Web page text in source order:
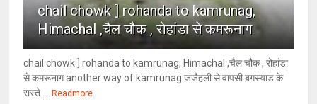
chail chowk ] rohanda to kamrunag,
Himachal ,चैल चौक , रोहांडा से कमरूनाग
chail chowk ] rohanda to kamrunag, Himachal ,चैल चौक , रोहांडा
से कमरूनाग another way of kamrunag जंजैहली से वापसी बगस्याड के
रास्ते ...
Readmore